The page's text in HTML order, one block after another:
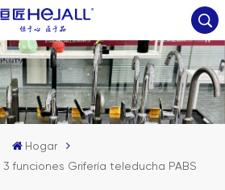
Hogar
funciones Grifería teleducha PABS